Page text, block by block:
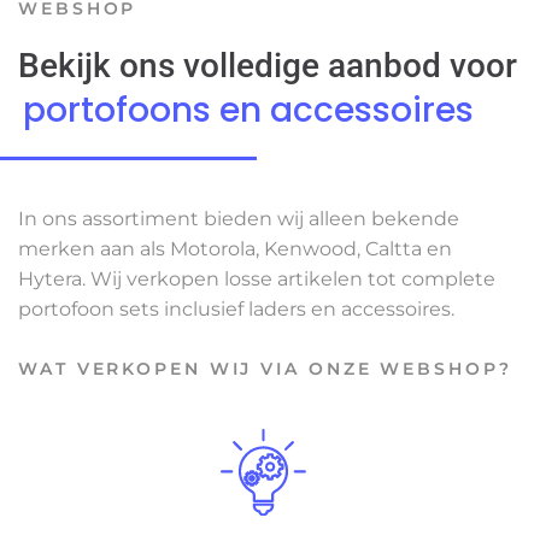
WEBSHOP
Bekijk ons volledige aanbod voor
portofoons en accessoires
In ons assortiment bieden wij alleen bekende
merken aan als Motorola, Kenwood, Caltta en
Hytera. Wij verkopen losse artikelen tot complete
portofoon sets inclusief laders en accessoires.
WAT VERKOPEN WIJ VIA ONZE WEBSHOP?